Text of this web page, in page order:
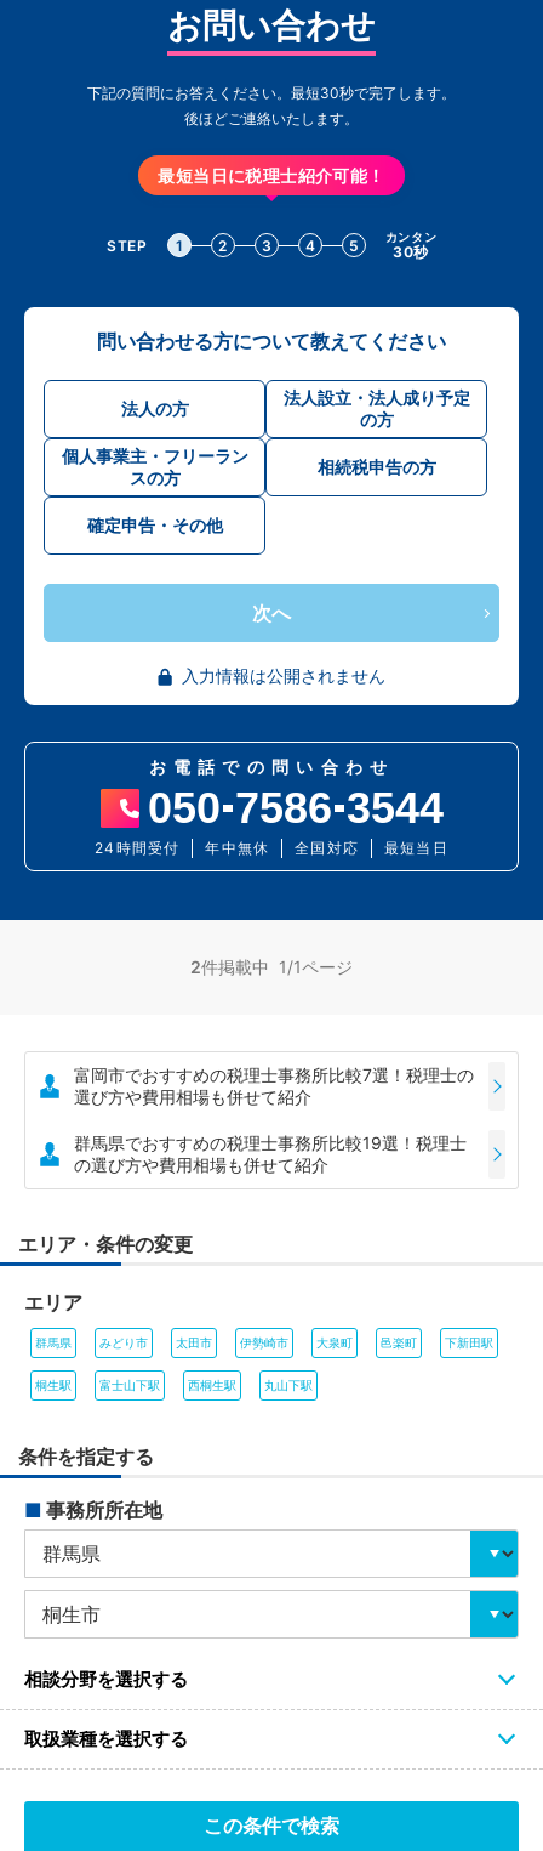
お問い合わせ
下記の質問にお答えください。最短30秒で完了します。
後ほどご連絡いたします。
最短当日に税理士紹介可能！
STEP 1 2 3 4 5 カンタン
30秒
問い合わせる方について教えてください
法人の方
法人設立・法人成り予定
の方
個人事業主・フリーラン
スの方
相続税申告の方
確定申告・その他
次へ
入力情報は公開されません
お電話での問い合わせ
050 7586 3544
24時間受付 年中無休 全国対応 最短当日
2件掲載中 1/1ページ
富岡市でおすすめの税理士事務所比較7選！税理士の
選び方や費用相場も併せて紹介
群馬県でおすすめの税理士事務所比較19選！税理士
の選び方や費用相場も併せて紹介
エリア・条件の変更
エリア
群馬県 みどり市 太田市 伊勢崎市 大泉町 邑楽町 下新田駅
桐生駅 富士山下駅 西桐生駅 丸山下駅
条件を指定する
■ 事務所所在地
相談分野を選択する
取扱業種を選択する